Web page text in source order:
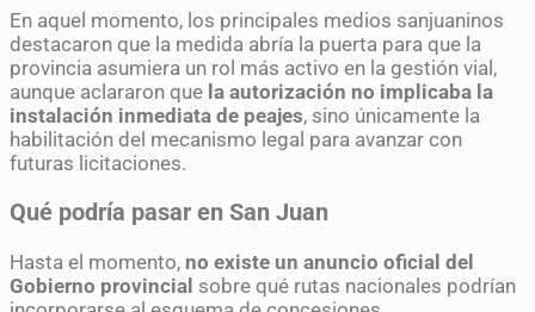
En aquel momento, los principales medios sanjuaninos
destacaron que la medida abría la puerta para que la
provincia asumiera un rol más activo en la gestión vial,
aunque aclararon que la autorización no implicaba la
instalación inmediata de peajes, sino únicamente la
habilitación del mecanismo legal para avanzar con
futuras licitaciones.
Qué podría pasar en San Juan
Hasta el momento, no existe un anuncio oficial del
Gobierno provincial sobre qué rutas nacionales podrían